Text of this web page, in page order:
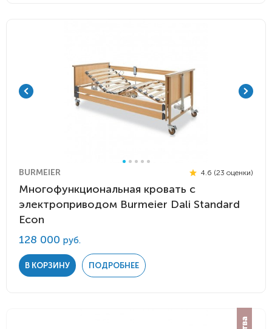
BURMEIER 4.6 (23 оценки)
Многофункциональная кровать с
электроприводом Burmeier Dali Standard
Econ
128 000 руб.
В КОРЗИНУ ПОДРОБНЕЕ